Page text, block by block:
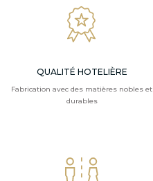
QUALITÉ HOTELIÈRE
Fabrication avec des matières nobles et
durables